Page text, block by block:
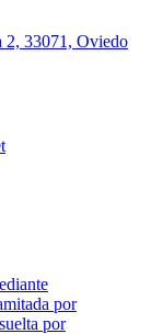
2, 33071, Oviedo
por
por